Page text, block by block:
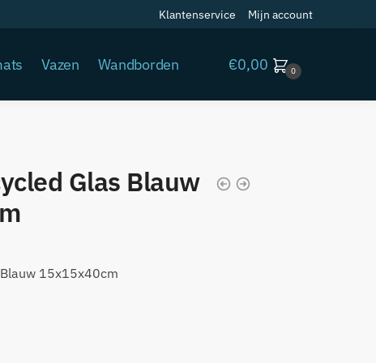
Klantenservice Mijn account
Vazen Wandborden €0,00 0
Glas Blauw
15x15x40cm